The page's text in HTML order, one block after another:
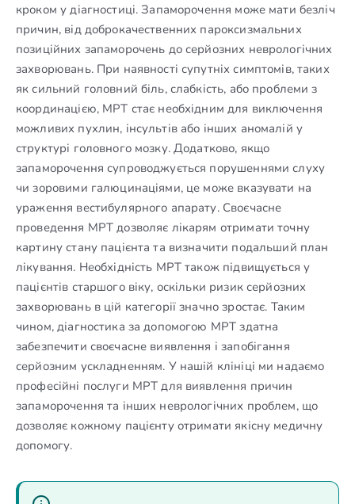
кроком у діагностиці. Запаморочення може мати безліч
причин, від доброкачественних пароксизмальних
позиційних запаморочень до серйозних неврологічних
захворювань. При наявності супутніх симптомів, таких
як сильний головний біль, слабкість, або проблеми з
координацією, МРТ стає необхідним для виключення
можливих пухлин, інсультів або інших аномалій у
структурі головного мозку. Додатково, якщо
запаморочення супроводжується порушеннями слуху
чи зоровими галюцинаціями, це може вказувати на
ураження вестибулярного апарату. Своєчасне
проведення МРТ дозволяє лікарям отримати точну
картину стану пацієнта та визначити подальший план
лікування. Необхідність МРТ також підвищується у
пацієнтів старшого віку, оскільки ризик серйозних
захворювань в цій категорії значно зростає. Таким
чином, діагностика за допомогою МРТ здатна
забезпечити своєчасне виявлення і запобігання
серйозним ускладненням. У нашій клініці ми надаємо
професійні послуги МРТ для виявлення причин
запаморочення та інших неврологічних проблем, що
дозволяє кожному пацієнту отримати якісну медичну
допомогу.